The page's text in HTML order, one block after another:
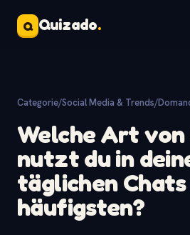
Q Quizado.
Categorie/Social Media & Trends/
Welche Art von
nutzt du in
täglichen
häufigsten?